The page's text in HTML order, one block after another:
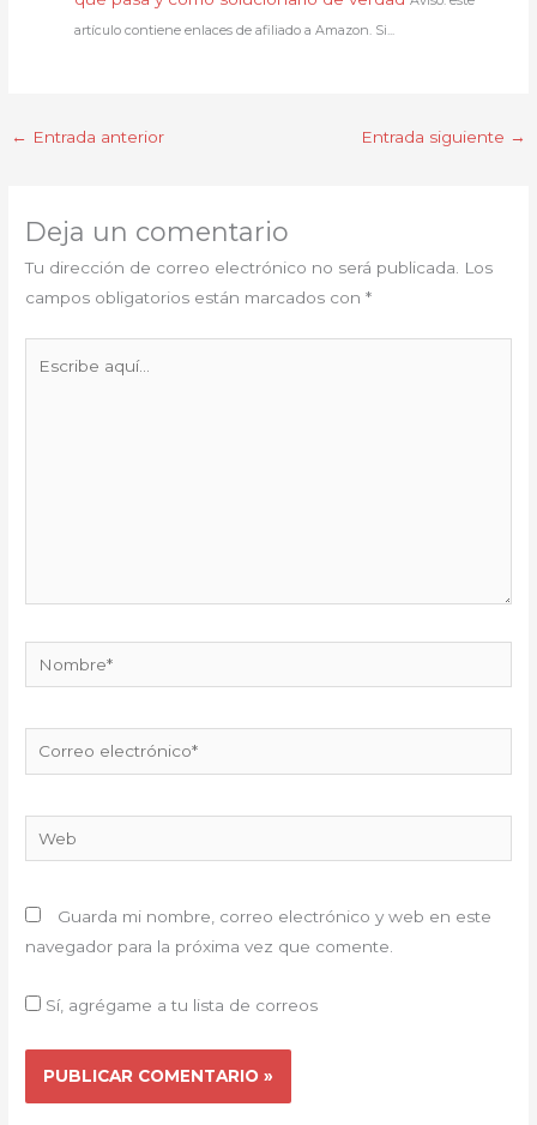
artículo contiene enlaces de afiliado a Amazon. Si...
← Entrada anterior Entrada siguiente →
Deja un comentario
Tu dirección de correo electrónico no será publicada. Los
campos obligatorios están marcados con*
Nombre*
electrónico*
Guarda mi nombre, correo electrónico y web en este
navegador para la próxima vez que comente.
Sí, agrégame a tu lista de correos